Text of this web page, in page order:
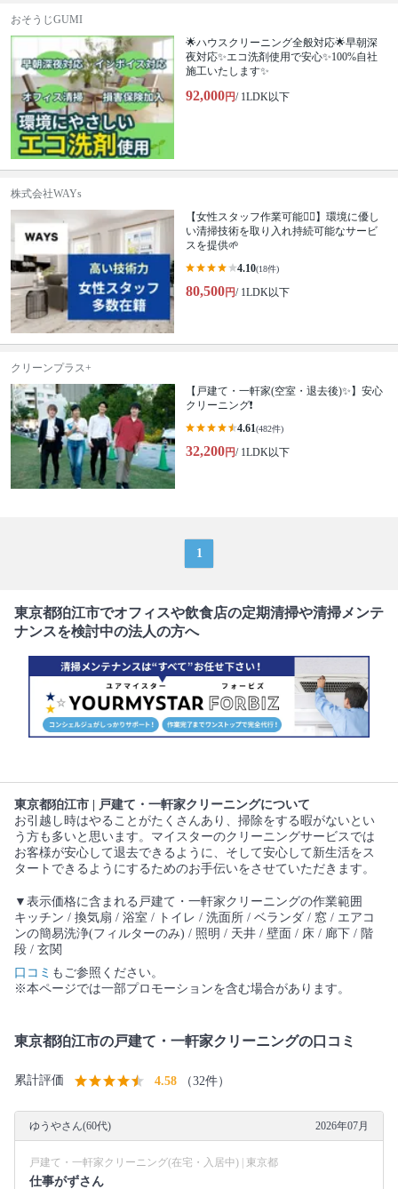
おそうじGUMI
🌟ハウスクリーニング全般対応🌟早朝深
夜対応✨エコ洗剤使用で安心✨100%自社
施工いたします✨
92,000円/ 1LDK以下
株式会社WAYs
【女性スタッフ作業可能🙆‍♀️】環境に優し
い清掃技術を取り入れ持続可能なサービ
スを提供🌱
4.10(18件)
80,500円/ 1LDK以下
クリーンプラス+
【戸建て・一軒家(空室・退去後)✨】安心
クリーニング❗️
4.61(482件)
32,200円/ 1LDK以下
1
東京都狛江市でオフィスや飲食店の定期清掃や清掃メンテ
ナンスを検討中の法人の方へ
東京都狛江市 | 戸建て・一軒家クリーニングについて
お引越し時はやることがたくさんあり、掃除をする暇がないとい
う方も多いと思います。マイスターのクリーニングサービスでは
お客様が安心して退去できるように、そして安心して新生活をス
タートできるようにするためのお手伝いをさせていただきます。
▼表示価格に含まれる戸建て・一軒家クリーニングの作業範囲
キッチン / 換気扇 / 浴室 / トイレ / 洗面所 / ベランダ / 窓 / エアコ
ンの簡易洗浄(フィルターのみ) / 照明 / 天井 / 壁面 / 床 / 廊下 / 階
段 / 玄関
口コミ もご参照ください。
※本ページでは一部プロモーションを含む場合があります。
東京都狛江市の戸建て・一軒家クリーニングの口コミ
累計評価 4.58 （32件）
ゆうやさん(60代) 2026年07月
戸建て・一軒家クリーニング(在宅・入居中) | 東京都
仕事がずさん